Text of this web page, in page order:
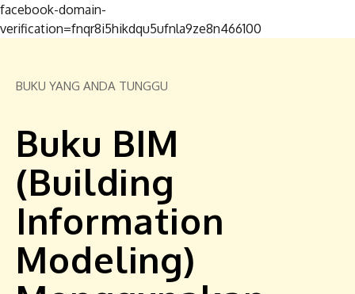
facebook-domain-
verification=fnqr8i5hikdqu5ufnla9ze8n466100
BUKU YANG ANDA TUNGGU
Buku BIM
(Building
Information
Modeling)